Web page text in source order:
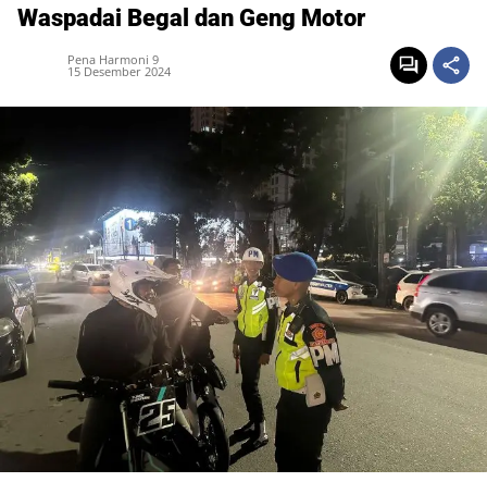
Waspadai Begal dan Geng Motor
Pena Harmoni 9
15 Desember 2024